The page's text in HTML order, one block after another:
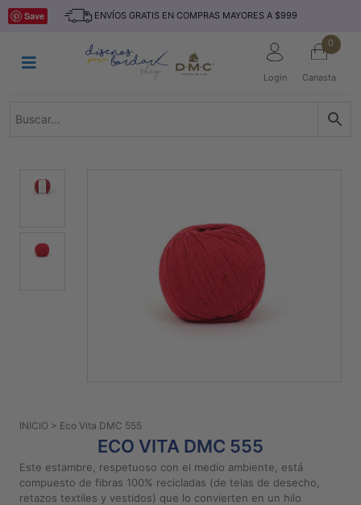
Saltar
ENVÍOS GRATIS EN COMPRAS MAYORES A $999
Login
0
Canasta
INICIO
TEJIDO
TELAS
MARCAS
Preguntas
Aviso De
Privacidad
Save
INICIO > Eco Vita DMC 555
ECO VITA DMC 555
Este estambre, respetuoso con el medio ambiente, está
compuesto de fibras 100% recicladas (de telas de desecho,
retazos textiles y vestidos) que lo convierten en un hilo